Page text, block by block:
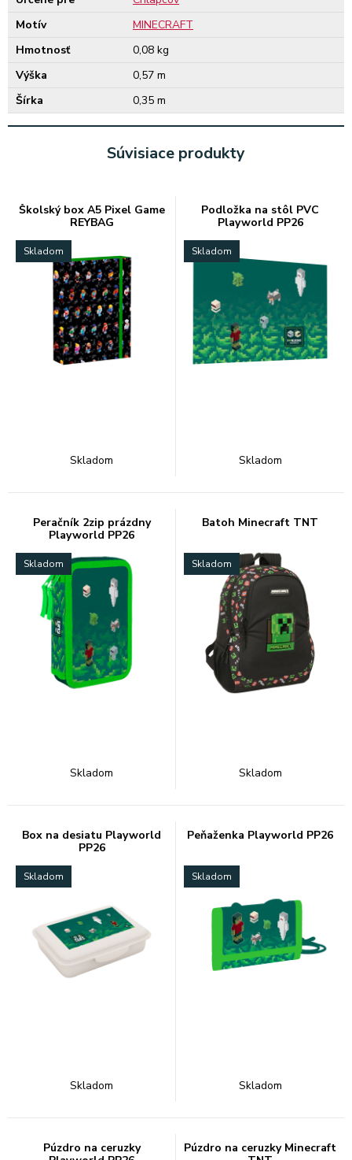
Motív
MINECRAFT
Hmotnosť
0,08 kg
Výška
0,57 m
Šírka
0,35 m
Súvisiace produkty
Školský box A5 Pixel Game
REYBAG
Skladom
Skladom
Podložka na stôl PVC
Playworld PP26
Skladom
Skladom
Peračník 2zip prázdny
Playworld PP26
Skladom
Skladom
Batoh Minecraft TNT
Skladom
Skladom
Box na desiatu Playworld
PP26
Skladom
Skladom
Peňaženka Playworld PP26
Skladom
Skladom
Púzdro na ceruzky
Púzdro na ceruzky Minecraft